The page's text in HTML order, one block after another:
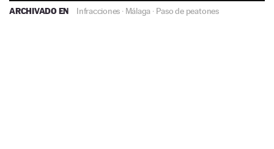
ARCHIVADO EN Infracciones · Málaga · Paso de peatones